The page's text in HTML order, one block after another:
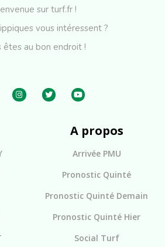
sur turf.fr !
vous intéressent ?
êtes au bon endroit !
A propos
Arrivée PMU
Pronostic Quinté
Pronostic Quinté Demain
Pronostic Quinté Hier
Social Turf